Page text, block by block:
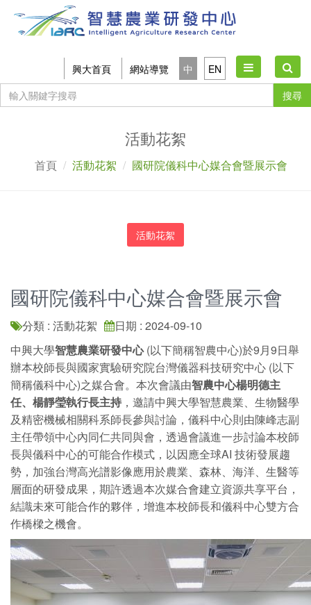
興大首頁 網站導覽 中 EN
Toggle
navigation
搜尋
活動花絮
首頁 活動花絮 國研院儀科中心媒合會暨展示會
活動花絮
國研院儀科中心媒合會暨展示會
分類 : 活動花絮
日期 : 2024-09-10
中興大學智慧農業研發中心(以下簡稱智農中心)於9月9日舉
辦本校師長與國家實驗研究院台灣儀器科技研究中心 (以下
簡稱儀科中心)之媒合會。本次會議由智農中心楊明德主
任、楊靜瑩執行長主持 ，邀請中興大學智慧農業、生物醫學
及精密機械相關科系師長參與討論，儀科中心則由陳峰志副
主任帶領中心內同仁共同與會，透過會議進一步討論本校師
長與儀科中心的可能合作模式，以因應全球AI 技術發展趨
勢，加強台灣高光譜影像應用於農業、森林、海洋、生醫等
層面的研發成果，期許透過本次媒合會建立資源共享平台，
結識未來可能合作的夥伴，增進本校師長和儀科中心雙方合
作橋樑之機會。